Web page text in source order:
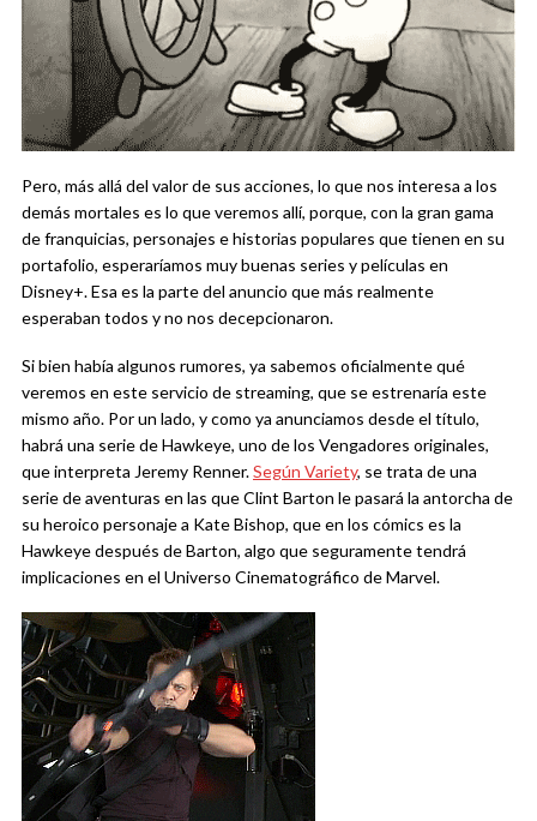
Pero, más allá del valor de sus acciones, lo que nos interesa a los
demás mortales es lo que veremos allí, porque, con la gran gama
de franquicias, personajes e historias populares que tienen en su
portafolio, esperaríamos muy buenas series y películas en
Disney+. Esa es la parte del anuncio que más realmente
esperaban todos y no nos decepcionaron.
Si bien había algunos rumores, ya sabemos oficialmente qué
veremos en este servicio de streaming, que se estrenaría este
mismo año. Por un lado, y como ya anunciamos desde el título,
habrá una serie de Hawkeye, uno de los Vengadores originales,
que interpreta Jeremy Renner.Según Variety, se trata de una
serie de aventuras en las que Clint Barton le pasará la antorcha de
su heroico personaje a Kate Bishop, que en los cómics es la
Hawkeye después de Barton, algo que seguramente tendrá
implicaciones en el Universo Cinematográfico de Marvel.